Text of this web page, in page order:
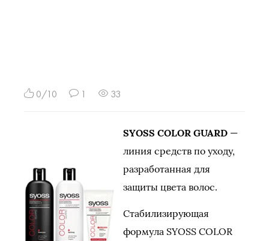
0/10 1 33
SYOSS COLOR GUARD —
линия средств по уходу,
разработанная для
защиты цвета волос.
Стабилизирующая
формула SYOSS COLOR